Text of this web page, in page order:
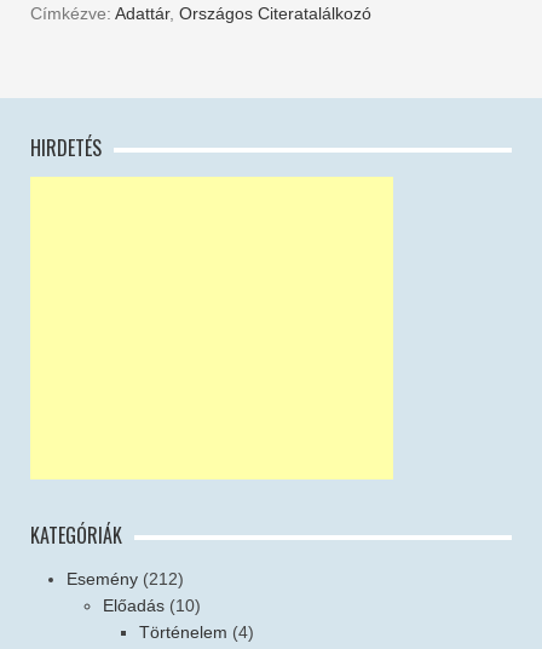
Címkézve: Adattár, Országos Citeratalálkozó
HIRDETÉS
KATEGÓRIÁK
Esemény (212)
Előadás (10)
Történelem (4)